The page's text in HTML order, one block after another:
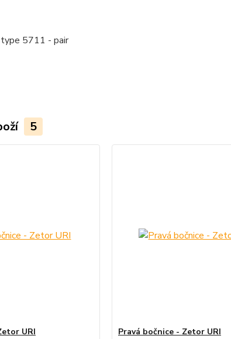
5711 - pair
5
URI Pravá bočnice - Zetor URI